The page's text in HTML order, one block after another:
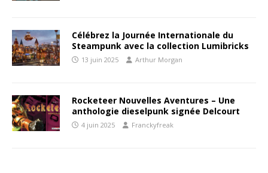
Célébrez la Journée Internationale du
Steampunk avec la collection Lumibricks
13 juin 2025 Arthur Morgan
Rocketeer Nouvelles Aventures – Une
anthologie dieselpunk signée Delcourt
4 juin 2025 Franckyfreak